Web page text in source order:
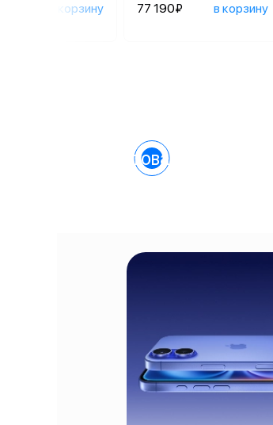
в корзину 77 190₽ в корзину
О товаре